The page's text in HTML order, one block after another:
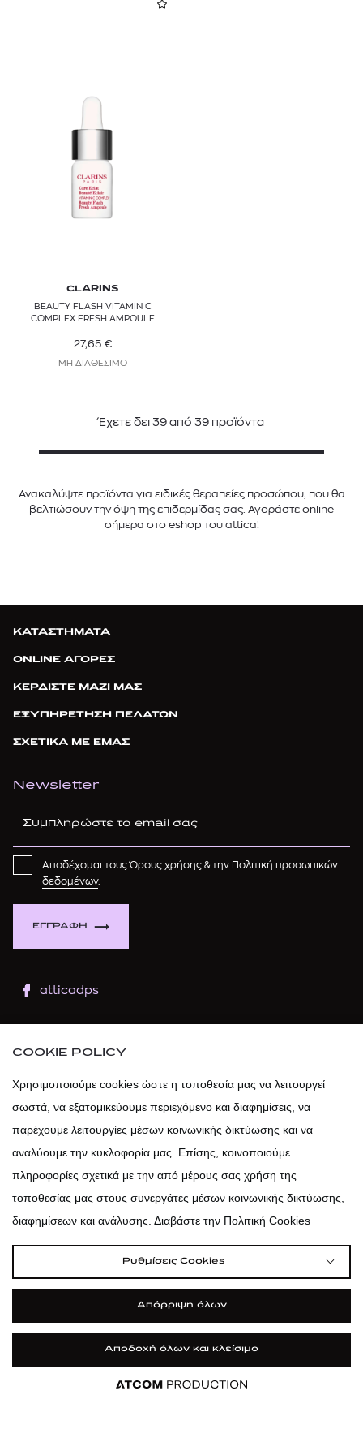
CLARINS
BEAUTY FLASH VITAMIN C
COMPLEX FRESH AMPOULE
27,65 €
ΜΗ ΔΙΑΘΕΣΙΜΟ
Έχετε δει 39 από 39 προϊόντα
Ανακαλύψτε προϊόντα για ειδικές θεραπείες προσώπου, που θα
βελτιώσουν την όψη της επιδερμίδας σας. Αγοράστε online
σήμερα στο eshop του attica!
ΚΑΤΑΣΤΗΜΑΤΑ
ONLINE ΑΓΟΡΕΣ
ΚΕΡΔΙΣΤΕ ΜΑΖΙ ΜΑΣ
ΕΞΥΠΗΡΕΤΗΣΗ ΠΕΛΑΤΩΝ
ΣΧΕΤΙΚΑ ΜΕ ΕΜΑΣ
Newsletter
ΕΓΓΡΑΦΗ
Αποδέχομαι τουςΌρους χρήσης & την Πολιτική προσωπικών
δεδομένων.
atticadps
atticadps
| Πολιτική Cookies | Κώδικας Δεοντολογίας
Προστασία Προσωπικών Δεδομένων
COOKIE POLICY
Χρησιμοποιούμε cookies ώστε η τοποθεσία μας να λειτουργεί
σωστά, να εξατομικεύουμε περιεχόμενο και διαφημίσεις, να
παρέχουμε λειτουργίες μέσων κοινωνικής δικτύωσης και να
αναλύουμε την κυκλοφορία μας. Επίσης, κοινοποιούμε
πληροφορίες σχετικά με την από μέρους σας χρήση της
τοποθεσίας μας στους συνεργάτες μέσων κοινωνικής δικτύωσης,
διαφημίσεων και ανάλυσης. Διαβάστε την Πολιτική Cookies
Ρυθμίσεις Cookies
Απόρριψη όλων
Αποδοχή όλων και κλείσιμο